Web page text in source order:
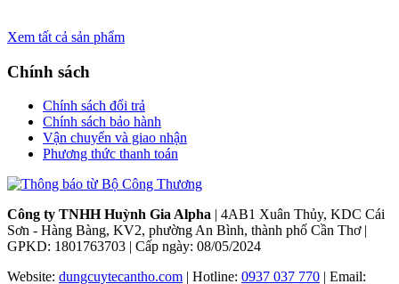
Xem tất cả sản phẩm
Chính sách
Chính sách đổi trả
Chính sách bảo hành
Vận chuyển và giao nhận
Phương thức thanh toán
Công ty TNHH Huỳnh Gia Alpha | 4AB1 Xuân Thủy, KDC Cái
Sơn - Hàng Bàng, KV2, phường An Bình, thành phố Cần Thơ |
GPKD: 1801763703 | Cấp ngày: 08/05/2024
Website: dungcuytecantho.com | Hotline: 0937 037 770 | Email: